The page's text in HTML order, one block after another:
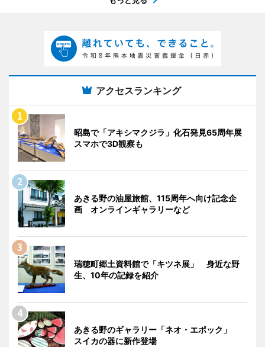
アクセスランキング
昭島で「アキシマクジラ」化石発見65周年展
スマホで3D観察も
あきる野の油屋旅館、115周年へ向け記念企
画 オンラインギャラリーなど
瑞穂町郷土資料館で「キツネ展」 身近な野
生、10年の記録を紹介
あきる野のギャラリー「ネオ・エポック」
スイカの器に新作登場